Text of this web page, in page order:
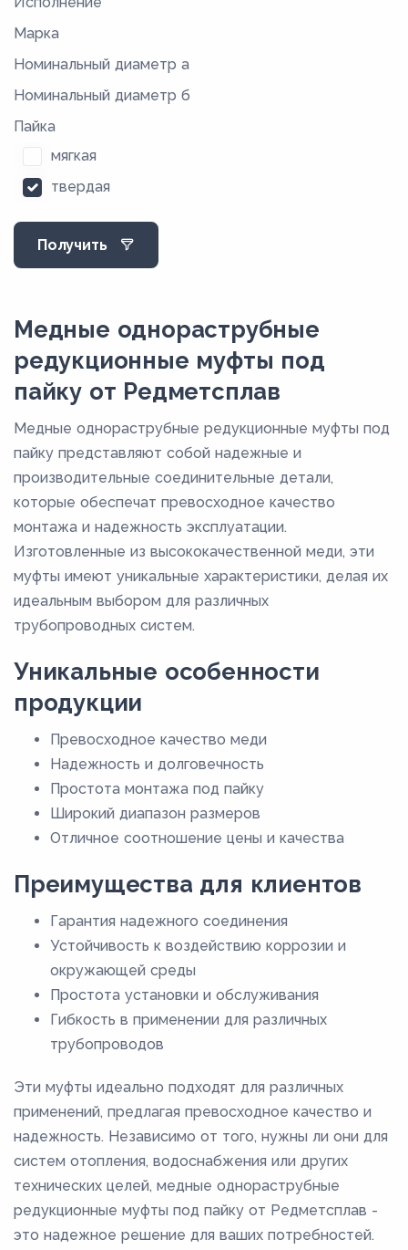
Марка
Номинальный диаметр а
Номинальный диаметр б
Пайка
мягкая
твердая
Получить
Медные однораструбные
редукционные муфты под
пайку от Редметсплав
Медные однораструбные редукционные муфты под
пайку представляют собой надежные и
производительные соединительные детали,
которые обеспечат превосходное качество
монтажа и надежность эксплуатации.
Изготовленные из высококачественной меди, эти
муфты имеют уникальные характеристики, делая их
идеальным выбором для различных
трубопроводных систем.
Уникальные особенности
продукции
Превосходное качество меди
Надежность и долговечность
Простота монтажа под пайку
Широкий диапазон размеров
Отличное соотношение цены и качества
Преимущества для клиентов
Гарантия надежного соединения
Устойчивость к воздействию коррозии и
окружающей среды
Простота установки и обслуживания
Гибкость в применении для различных
трубопроводов
Эти муфты идеально подходят для различных
применений, предлагая превосходное качество и
надежность. Независимо от того, нужны ли они для
систем отопления, водоснабжения или других
технических целей, медные однораструбные
редукционные муфты под пайку от Редметсплав -
это надежное решение для ваших потребностей.